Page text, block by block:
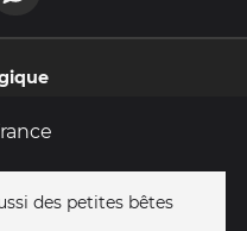
des petites bêtes